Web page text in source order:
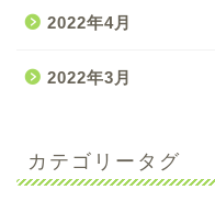
2022年4月
2022年3月
カテゴリータグ